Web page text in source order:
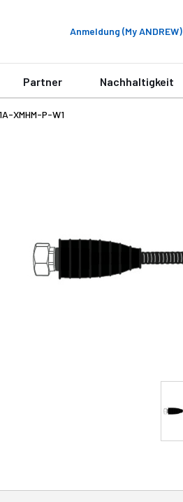
Anmeldung (My ANDREW)
Partner Nachhaltigkeit
XMHM-P-W1